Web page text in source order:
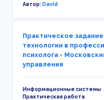
Автор:David
Практическое
технологии в
психолога -
управления
Информационные системы
Практическая работа